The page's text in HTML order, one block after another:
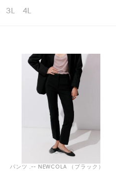
3L 4L
パンツ .-- NEWCOLA （ブラック）